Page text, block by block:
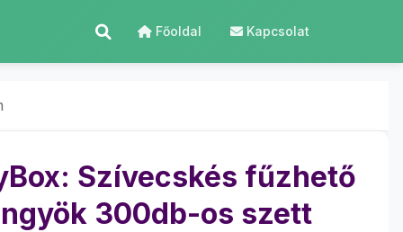
Főoldal Kapcsolat
Szívecskés fűzhető
300db-os szett